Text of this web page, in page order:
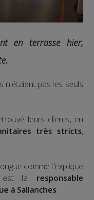
en terrasse hier,
n'étaient pas les seuls
leurs clients, en
très stricts,
comme l’explique
est la responsable
à Sallanches.